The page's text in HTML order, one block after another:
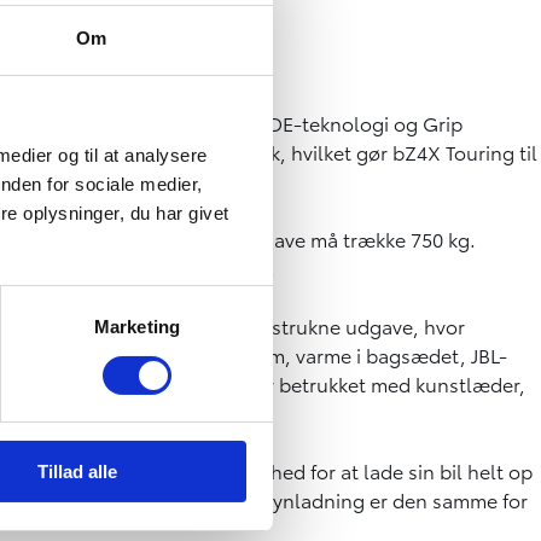
Om
og til at analysere
for sociale medier,
oplysninger, du har givet
Marketing
Tillad alle
Toyotas intelligente XMODE-teknologi og Grip
og bagakslen hele 380 hk, hvilket gør bZ4X Touring til
den forhjulstrukne udgave må trække 750 kg.
den lyder på op til 528 km.
udstyrstrin op i den firehjulstrukne udgave, hvor
med indvendig solskærm, varme i bagsædet, JBL-
i passagersiden, sæder betrukket med kunstlæder,
betyder, at man har mulighed for at lade sin bil helt op
Den maksimale DC-lynladning er den samme for